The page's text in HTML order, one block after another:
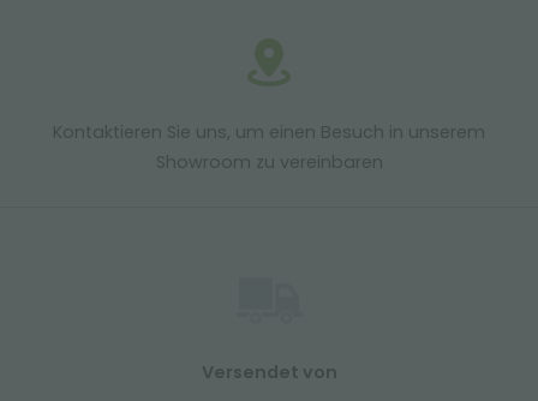
Kontaktieren Sie uns, um einen Besuch in unserem
Showroom zu vereinbaren
Versendet von